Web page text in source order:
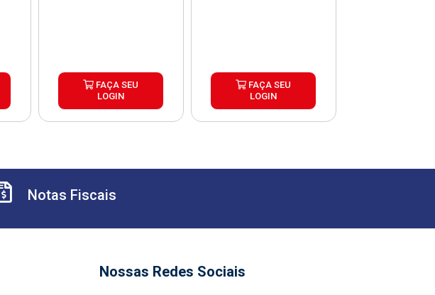
FAÇA SEU
LOGIN
FAÇA SEU
LOGIN
Notas Fiscais
Nossas Redes Sociais